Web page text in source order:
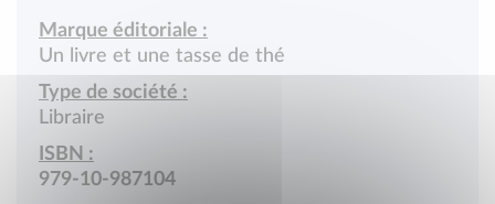
Marque éditoriale :
Un livre et une tasse de thé
Type de société :
Libraire
ISBN :
979-10-987104